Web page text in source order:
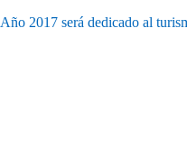
Año 2017 será dedicado al